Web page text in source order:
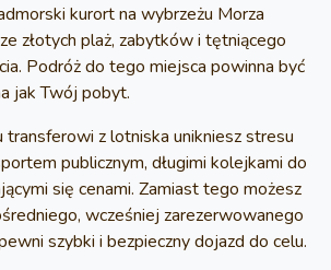
kurort na wybrzeżu Morza
złotych plaż, zabytków i tętniącego
Podróż do tego miejsca powinna być
jak Twój pobyt.
z lotniska unikniesz stresu
publicznym, długimi kolejkami do
się cenami. Zamiast tego możesz
wcześniej zarezerwowanego
szybki i bezpieczny dojazd do celu.